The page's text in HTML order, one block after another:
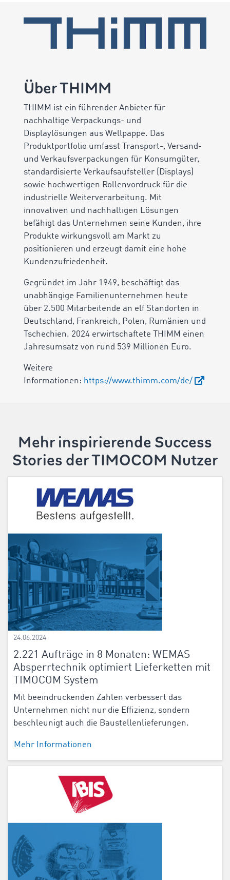
Über THIMM
THIMM ist ein führender Anbieter für
nachhaltige Verpackungs- und
Displaylösungen aus Wellpappe. Das
Produktportfolio umfasst Transport-, Versand-
und Verkaufsverpackungen für Konsumgüter,
standardisierte Verkaufsaufsteller (Displays)
sowie hochwertigen Rollenvordruck für die
industrielle Weiterverarbeitung. Mit
innovativen und nachhaltigen Lösungen
befähigt das Unternehmen seine Kunden, ihre
Produkte wirkungsvoll am Markt zu
positionieren und erzeugt damit eine hohe
Kundenzufriedenheit.
Gegründet im Jahr 1949, beschäftigt das
unabhängige Familienunternehmen heute
über 2.500 Mitarbeitende an elf Standorten in
Deutschland, Frankreich, Polen, Rumänien und
Tschechien. 2024 erwirtschaftete THIMM einen
Jahresumsatz von rund 539 Millionen Euro.
Weitere
Informationen: https://www.thimm.com/de/
Mehr inspirierende Success
Stories der TIMOCOM Nutzer
24.06.2024
2.221 Aufträge in 8 Monaten: WEMAS
Absperrtechnik optimiert Lieferketten mit
TIMOCOM System
Mit beeindruckenden Zahlen verbessert das
Unternehmen nicht nur die Effizienz, sondern
beschleunigt auch die Baustellenlieferungen.
Mehr Informationen